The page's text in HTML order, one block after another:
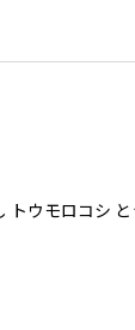
ウモロコシ